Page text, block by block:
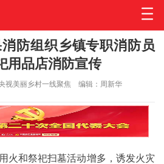
防组织乡镇专职消防员
用品店消防宣传
视美丽乡村一线聚焦 编辑：周新华
火和祭祀扫墓活动增多，诱发火灾